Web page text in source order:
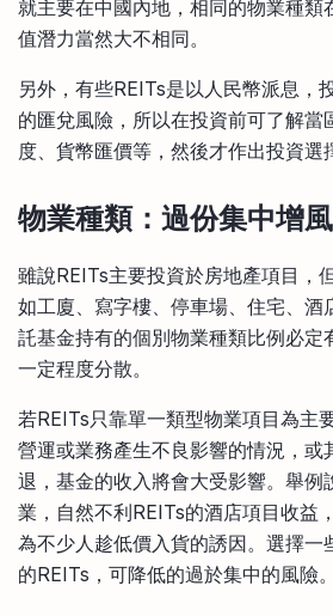
就主要在中國內地，相同的物業種類
值潛力當然大不相同。
另外，有些REITs是以人民幣派息，
的匯兌風險，所以在投資前可了解當
度、貨幣匯價等，然後才作出投資選
物業種類：過份集中增
雖說REITs主要投資於房地產項目，
如工廈、寫字樓、停車場、住宅、酒
託基金持有的個別物業種類比例必定
一定程度分散。
若REITs只靠單一類型物業項目為主
營運或業務產生不良影響的情況，或
退，基金的收入將會大受影響。舉例
業，自然不利REITs的酒店項目收益
為不少人趁低價入貨的誘因。選擇一
的REITs，可降低的過於集中的風險。